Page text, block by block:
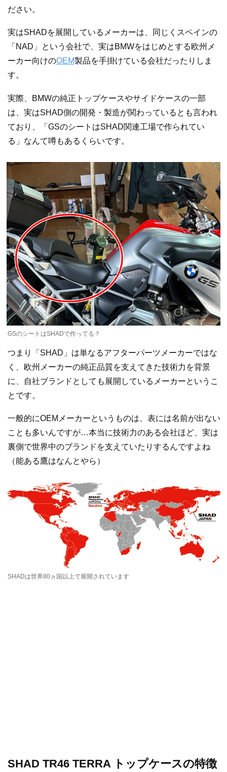
ださい。
実はSHADを展開しているメーカーは、同じくスペインの
「NAD」という会社で、実はBMWをはじめとする欧州メ
ーカー向けのOEM製品を手掛けている会社だったりしま
す。
実際、BMWの純正トップケースやサイドケースの一部
は、実はSHAD側の開発・製造が関わっているとも言われ
ており、「GSのシートはSHAD関連工場で作られてい
る」なんて噂もあるくらいです。
GSのシートはSHADで作ってる？
つまり「SHAD」は単なるアフターパーツメーカーではな
く、欧州メーカーの純正品質を支えてきた技術力を背景
に、自社ブランドとしても展開しているメーカーというこ
とです。
一般的にOEMメーカーというものは、表には名前が出ない
ことも多いんですが…本当に技術力のある会社ほど、実は
裏側で世界中のブランドを支えていたりするんですよね
（能ある鷹はなんとやら）
SHADは世界80ヵ国以上で展開されています
SHAD TR46 TERRA トップケースの特徴